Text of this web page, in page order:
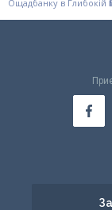
Ощадбанку в Глибокій